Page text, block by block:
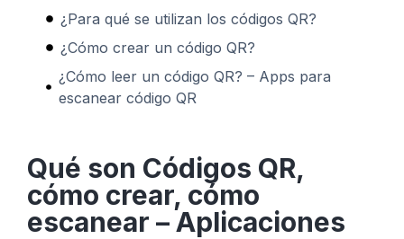
¿Para qué se utilizan los códigos QR?
¿Cómo crear un código QR?
¿Cómo leer un código QR? – Apps para
escanear código QR
Qué son Códigos QR,
cómo crear, cómo
escanear – Aplicaciones